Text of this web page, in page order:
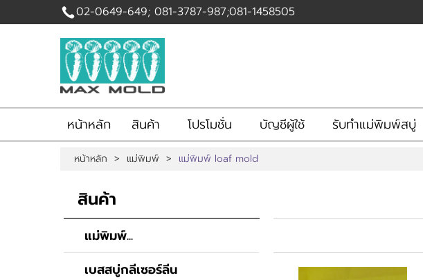
สินค้าที่สนใจ( 0 )
สินค้า
โปรโมชั่น
รับทำแม่พิมพ์สบู่
ขั้นตอนการสั่งซื้อ
แจ้งชำระเงิน
ข่าวสาร
02-0649-649; 081-3787-987;081-1458505
หน้าหลัก สินค้า โปรโมชั่น บัญชีผู้ใช้ รับทำแม่พิมพ์สบู่
หน้าหลัก > แม่พิมพ์ > แม่พิมพ์ loaf mold
สินค้า
แม่พิมพ์...
เบสสบู่กลีเซอร์ลีน